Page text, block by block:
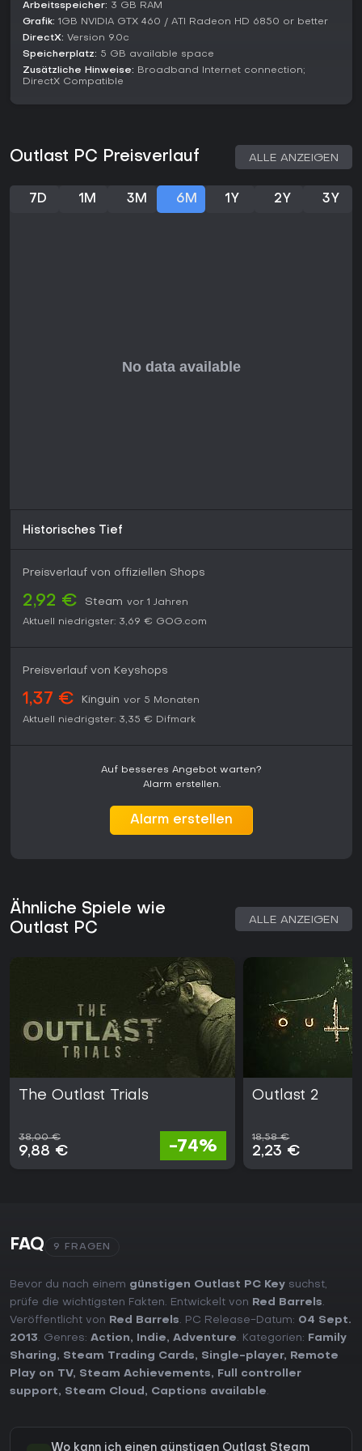
Wer Laufen und Verstecken statt Kämpfen liebt und
psychologische Beklemmung schätzt, findet hier ein Top-
Erlebnis, ideal für kurze, intensive Sessions. Action-Fans oder
zeitlose Kern-Erlebnis, das Neulinge heute noch erschreckt.
Arbeitsspeicher: 3 GB RAM
Grafik: 1GB NVIDIA GTX 460 / ATI Radeon HD 6850 or better
DirectX: Version 9.0c
Speicherplatz: 5 GB available space
Zusätzliche Hinweise: Broadband Internet connection;
DirectX Compatible
Outlast PC Preisverlauf ALLE ANZEIGEN
7D 1M 3M 6M 1Y 2Y 3Y
Historisches Tief
Preisverlauf von offiziellen Shops
2,92 € Steam vor 1 Jahren
Aktuell niedrigster: 3,69 € GOG.com
Preisverlauf von Keyshops
1,37 € Kinguin vor 5 Monaten
Aktuell niedrigster: 3,35 € Difmark
Auf besseres Angebot warten?
Alarm erstellen.
Alarm erstellen
Ähnliche Spiele wie
Outlast PC
ALLE ANZEIGEN
The Outlast Trials
38,00 €
9,88 € -74%
Outlast 2
18,58 €
2,23 €
FAQ 9 FRAGEN
Bevor du nach einem günstigen Outlast PC Key suchst,
prüfe die wichtigsten Fakten. Entwickelt von
Red Barrels.
Veröffentlicht von
Red Barrels. PC Release-Datum: 04 Sept.
2013. Genres: Action, Indie, Adventure. Kategorien:
Family
Sharing, Steam Trading Cards, Single-player,
Remote
Play on TV, Steam Achievements,
Full controller
support, Steam Cloud , Captions available.
Wo kann ich einen günstigen Outlast Steam